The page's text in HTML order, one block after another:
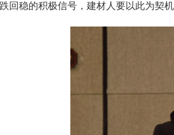
回稳的积极信号，建材人要以此为契